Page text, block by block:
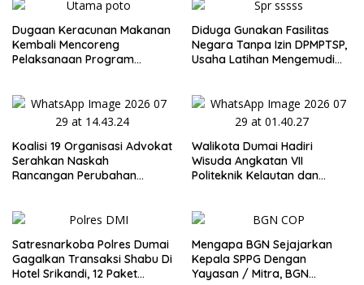
Dugaan Keracunan Makanan
Kembali Mencoreng
Pelaksanaan Program
Diduga Gunakan Fasilitas
Negara Tanpa Izin DPMPTSP,
Usaha Latihan Mengemudi
Koalisi 19 Organisasi Advokat
Serahkan Naskah
Rancangan Perubahan
RI
Walikota Dumai Hadiri
Wisuda Angkatan VII
Politeknik Kelautan dan
Satresnarkoba Polres Dumai
Gagalkan Transaksi Shabu Di
Hotel Srikandi, 12 Paket
Mengapa BGN Sejajarkan
Kepala SPPG Dengan
Yayasan / Mitra, BGN